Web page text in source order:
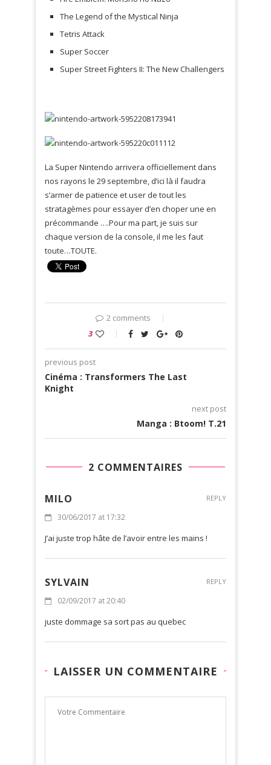
The Legend of the Mystical Ninja
Tetris Attack
Super Soccer
Super Street Fighters II: The New Challengers
La Super Nintendo arrivera officiellement dans
nos rayons le 29 septembre, d’ici là il faudra
s’armer de patience et user de tout les
stratagèmes pour essayer d’en choper une en
précommande ….Pour ma part, je suis sur
chaque version de la console, il me les faut
toute…TOUTE.
2 comments
3
previous post
Cinéma : Transformers The Last
Knight
next post
Manga : Btoom! T.21
2 COMMENTAIRES
MILO
30/06/2017 at 17:32
J’ai juste trop hâte de l’avoir entre les mains !
REPLY
SYLVAIN
02/09/2017 at 20:40
juste dommage sa sort pas au quebec
REPLY
LAISSER UN COMMENTAIRE